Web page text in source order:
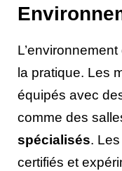
la pratique. Les
équipés avec
comme des
spécialisés.
certifiés et